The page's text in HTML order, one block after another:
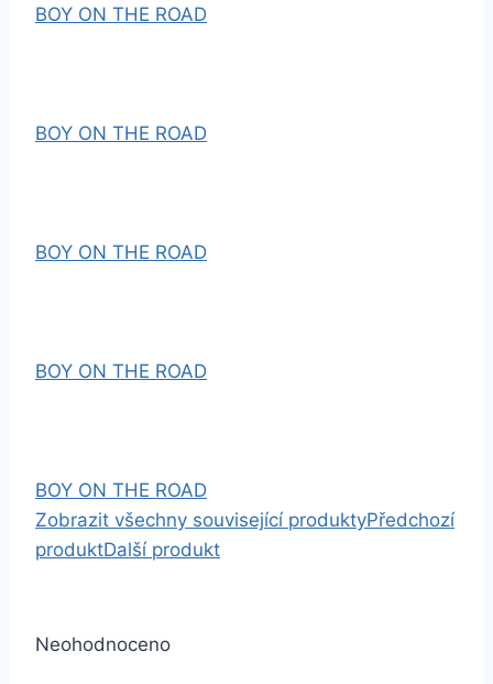
BOY ON THE ROAD
BOY ON THE ROAD
BOY ON THE ROAD
BOY ON THE ROAD
BOY ON THE ROAD
Zobrazit všechny související produktyPředchozí
produktDalší produkt
Neohodnoceno